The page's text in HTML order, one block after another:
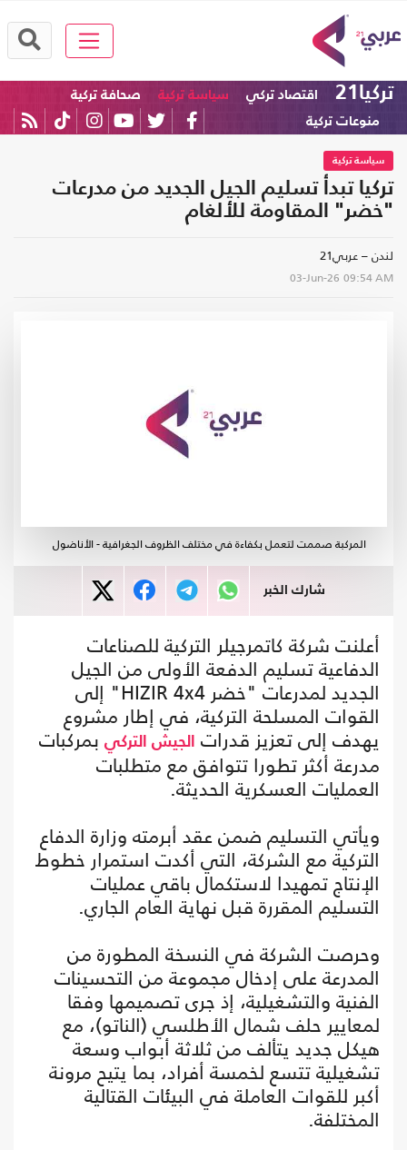
تركيا21 اقتصاد تركي سياسة تركية
صحافة تركية
منوعات تركية
سياسة تركية
تركيا تبدأ تسليم الجيل الجديد من مدرعات
"خضر" المقاومة للألغام
لندن – عربي21
03-Jun-26 09:54 AM
المركبة صممت لتعمل بكفاءة في مختلف الظروف الجغرافية - الأناضول
شارك الخبر
أعلنت شركة كاتمرجيلر التركية للصناعات
الدفاعية تسليم الدفعة الأولى من الجيل
الجديد لمدرعات "خضر HIZIR 4x4" إلى
القوات المسلحة التركية، في إطار مشروع
يهدف إلى تعزيز قدرات الجيش التركي بمركبات
مدرعة أكثر تطورا تتوافق مع متطلبات
العمليات العسكرية الحديثة.
ويأتي التسليم ضمن عقد أبرمته وزارة الدفاع
التركية مع الشركة، التي أكدت استمرار خطوط
الإنتاج تمهيدا لاستكمال باقي عمليات
التسليم المقررة قبل نهاية العام الجاري.
وحرصت الشركة في النسخة المطورة من
المدرعة على إدخال مجموعة من التحسينات
الفنية والتشغيلية، إذ جرى تصميمها وفقا
لمعايير حلف شمال الأطلسي (الناتو)، مع
هيكل جديد يتألف من ثلاثة أبواب وسعة
تشغيلية تتسع لخمسة أفراد، بما يتيح مرونة
أكبر للقوات العاملة في البيئات القتالية
المختلفة.